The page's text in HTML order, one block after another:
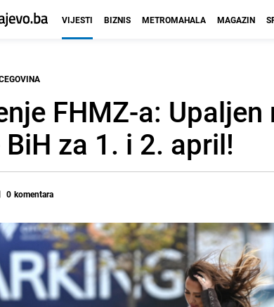
VIJESTI BIZNIS METROMAHALA MAGAZIN
FHMZ-a:
za 1. i 2. april!
0 komentara